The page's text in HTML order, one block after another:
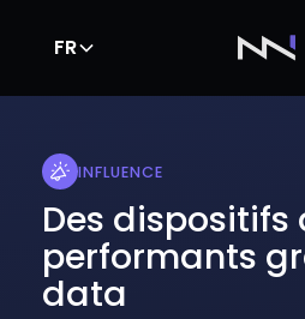
FR
INFLUENCE
Des dispositifs
performants
data